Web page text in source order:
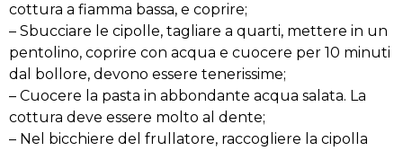
cottura a fiamma bassa, e coprire;
– Sbucciare le cipolle, tagliare a quarti, mettere in un
pentolino, coprire con acqua e cuocere per 10 minuti
dal bollore, devono essere tenerissime;
– Cuocere la pasta in abbondante acqua salata. La
cottura deve essere molto al dente;
– Nel bicchiere del frullatore, raccogliere la cipolla